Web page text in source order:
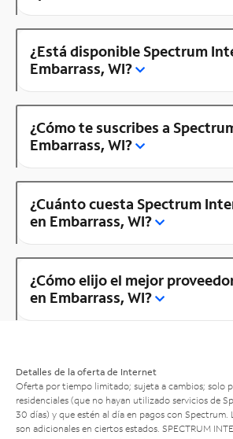
¿Está disponible Spectrum
Embarrass, WI?
¿Cómo te suscribes a
Embarrass, WI?
¿Cuánto cuesta Spectrum
en Embarrass, WI?
¿Cómo elijo el mejor
en Embarrass, WI?
Detalles de la oferta de Internet
Oferta por tiempo limitado; sujeta a cambios; solo
residenciales (que no hayan utilizado servicios de
30 días) y que estén al día en pagos con Spectrum.
son adicionales en ciertos estados. SPECTRUM